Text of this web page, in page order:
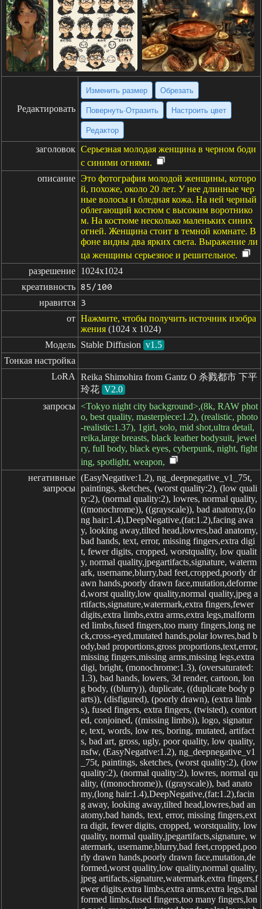
Редактировать
Изменить размер Обрезать
Повернуть·Отразить Настроить цвет
Редактор
заголовок Серьезная молодая женщина в черном боди
с синими огнями.
описание Это фотография молодой женщины, которо
й, похоже, около 20 лет. У нее длинные чер
ные волосы и бледная кожа. На ней черный
облегающий костюм с высоким воротнико
м. На костюме несколько маленьких синих
огней. Женщина стоит в темной комнате. В
фоне видны два ярких света. Выражение ли
ца женщины серьезное и решительное.
разрешение 1024x1024
креативность 85/100
нравится 3
от Нажмите, чтобы получить источник изобра
жения (1024 x 1024)
Модель Stable Diffusion v1.5
Тонкая настройка
LoRA
Reika Shimohira from Gantz O 杀戮都市 下平
玲花 V2.0
запросы <Tokyo night city background>,(8k, RAW phot
o, best quality, masterpiece:1.2), (realistic, photo
-realistic:1.37), 1girl, solo, mid shot,ultra detail,
reika,large breasts, black leather bodysuit, jewel
ry, full body, black eyes, cyberpunk, night, fight
ing, spotlight, weapon,
негативные
запросы
(EasyNegative:1.2), ng_deepnegative_v1_75t,
paintings, sketches, (worst quality:2), (low quali
ty:2), (normal quality:2), lowres, normal quality,
((monochrome)), ((grayscale)), bad anatomy,(lo
ng hair:1.4),DeepNegative,(fat:1.2),facing awa
y, looking away,tilted head,lowres,bad anatomy,
bad hands, text, error, missing fingers,extra digi
t, fewer digits, cropped, worstquality, low qualit
y, normal quality,jpegartifacts,signature, waterm
ark, username,blurry,bad feet,cropped,poorly dr
awn hands,poorly drawn face,mutation,deforme
d,worst quality,low quality,normal quality,jpeg a
rtifacts,signature,watermark,extra fingers,fewer
digits,extra limbs,extra arms,extra legs,malform
ed limbs,fused fingers,too many fingers,long ne
ck,cross-eyed,mutated hands,polar lowres,bad b
ody,bad proportions,gross proportions,text,error,
missing fingers,missing arms,missing legs,extra
digi, bright, (monochrome:1.3), (oversaturated:
1.3), bad hands, lowers, 3d render, cartoon, lon
g body, ((blurry)), duplicate, ((duplicate body p
arts)), (disfigured), (poorly drawn), (extra limb
s), fused fingers, extra fingers, (twisted), contort
ed, conjoined, ((missing limbs)), logo, signatur
e, text, words, low res, boring, mutated, artifact
s, bad art, gross, ugly, poor quality, low quality,
nsfw, (EasyNegative:1.2), ng_deepnegative_v1
_75t, paintings, sketches, (worst quality:2), (low
quality:2), (normal quality:2), lowres, normal qu
ality, ((monochrome)), ((grayscale)), bad anato
my,(long hair:1.4),DeepNegative,(fat:1.2),facin
g away, looking away,tilted head,lowres,bad an
atomy,bad hands, text, error, missing fingers,ext
ra digit, fewer digits, cropped, worstquality, low
quality, normal quality,jpegartifacts,signature, w
atermark, username,blurry,bad feet,cropped,poo
rly drawn hands,poorly drawn face,mutation,de
formed,worst quality,low quality,normal quality,
jpeg artifacts,signature,watermark,extra fingers,f
ewer digits,extra limbs,extra arms,extra legs,mal
formed limbs,fused fingers,too many fingers,lon